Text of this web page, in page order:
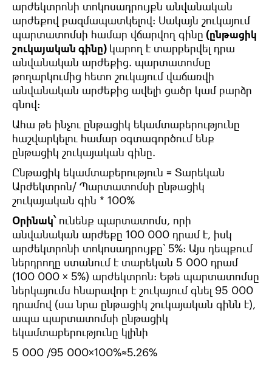
արժեկտրոնի տոկոսադրույքն անվանական
արժեքով բազմապատկելով : Սակայն շուկայում
պարտատոմսի համար վճարվող գինը (ընթացիկ
շուկայական գինը) կարող է տարբերվել դրա
անվանական արժեքից. պարտատոմսը
թողարկումից հետո շուկայում վաճառվի
անվանական արժեքից ավելի ցածր կամ բարձր
գնով :
Ահա թե ինչու ընթացիկ եկամտաբերությունը
հաշվարկելու
համար օգտագործում ենք
ընթացիկ շուկայական գինը.
Ընթացիկ եկամտաբերություն = Տարեկան
Արժեկտրոն/ Պարտատոմսի ընթացիկ
շուկայական գին * 100%
Օրինակ՝ ունենք պարտատոմս, որի
անվանական արժեքը 100 000 դրամ է, իսկ
արժեկտրոնի տոկոսադրույքը՝ 5%: Այս դեպքում
ներդրողը ստանում է տարեկան 5 000 դրամ
(100 000 × 5%) արժեկտրոն: Եթե պարտատոմսը
ներկայումս հնարավոր է շուկայում գնել 95 000
դրամով (սա նրա ընթացիկ շուկայական գինն է),
ապա պարտատոմսի ընթացիկ
եկամտաբերությունը կլինի
5 000 /95 000​×100%≈5.26%